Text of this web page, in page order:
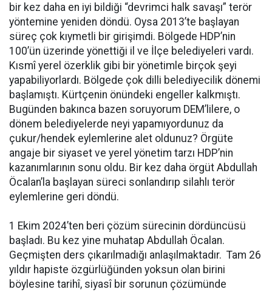
bir kez daha en iyi bildiği “devrimci halk savaşı” terör
yöntemine yeniden döndü. Oysa 2013’te başlayan
süreç çok kıymetli bir girişimdi. Bölgede HDP’nin
100’ün üzerinde yönettiği il ve İlçe belediyeleri vardı.
Kısmî yerel özerklik gibi bir yönetimle birçok şeyi
yapabiliyorlardı. Bölgede çok dilli belediyecilik dönemi
başlamıştı. Kürtçenin önündeki engeller kalkmıştı.
Bugünden bakınca bazen soruyorum DEM’lilere, o
dönem belediyelerde neyi yapamıyordunuz da
çukur/hendek eylemlerine alet oldunuz? Örgüte
angaje bir siyaset ve yerel yönetim tarzı HDP’nin
kazanımlarının sonu oldu. Bir kez daha örgüt Abdullah
Öcalan’la başlayan süreci sonlandırıp silahlı terör
eylemlerine geri döndü.
1 Ekim 2024’ten beri çözüm sürecinin dördüncüsü
başladı. Bu kez yine muhatap Abdullah Öcalan.
Geçmişten ders çıkarılmadığı anlaşılmaktadır. Tam 26
yıldır hapiste özgürlüğünden yoksun olan birini
böylesine tarihî, siyasî bir sorunun çözümünde